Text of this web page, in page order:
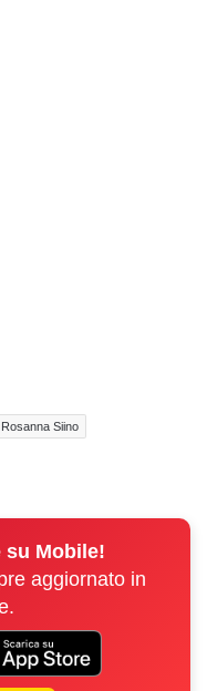
Rosanna Siino
su Mobile!
aggiornato in